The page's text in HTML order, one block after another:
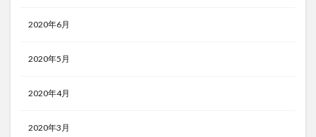
2020年6月
2020年5月
2020年4月
2020年3月